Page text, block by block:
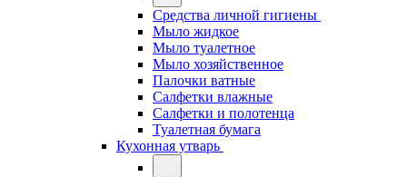
Средства личной гигиены
Мыло жидкое
Мыло туалетное
Мыло хозяйственное
Палочки ватные
Салфетки влажные
Салфетки и полотенца
Туалетная бумага
Кухонная утварь